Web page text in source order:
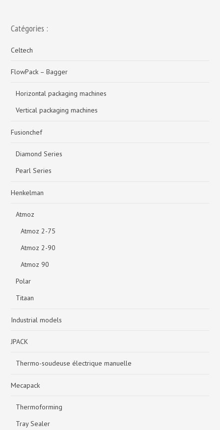
Catégories :
Celtech
FlowPack – Bagger
Horizontal packaging machines
Vertical packaging machines
Fusionchef
Diamond Series
Pearl Series
Henkelman
Atmoz
Atmoz 2-75
Atmoz 2-90
Atmoz 90
Polar
Titaan
Industrial models
JPACK
Thermo-soudeuse électrique manuelle
Mecapack
Thermoforming
Tray Sealer